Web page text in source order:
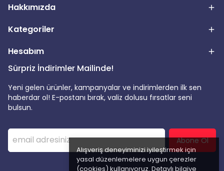
Alışveriş deneyiminizi iyileştirmek için
yasal düzenlemelere uygun çerezler
(cookies) kullanıyoruz. Detaylı bilgiye
Hakkımızda
Kategoriler
Hesabım
Sürpriz İndirimler Mailinde!
Yeni gelen ürünler, kampanyalar ve indirimlerden ilk sen
haberdar ol! E-postanı bırak, valiz dolusu fırsatlar seni
bulsun.
Abone Ol